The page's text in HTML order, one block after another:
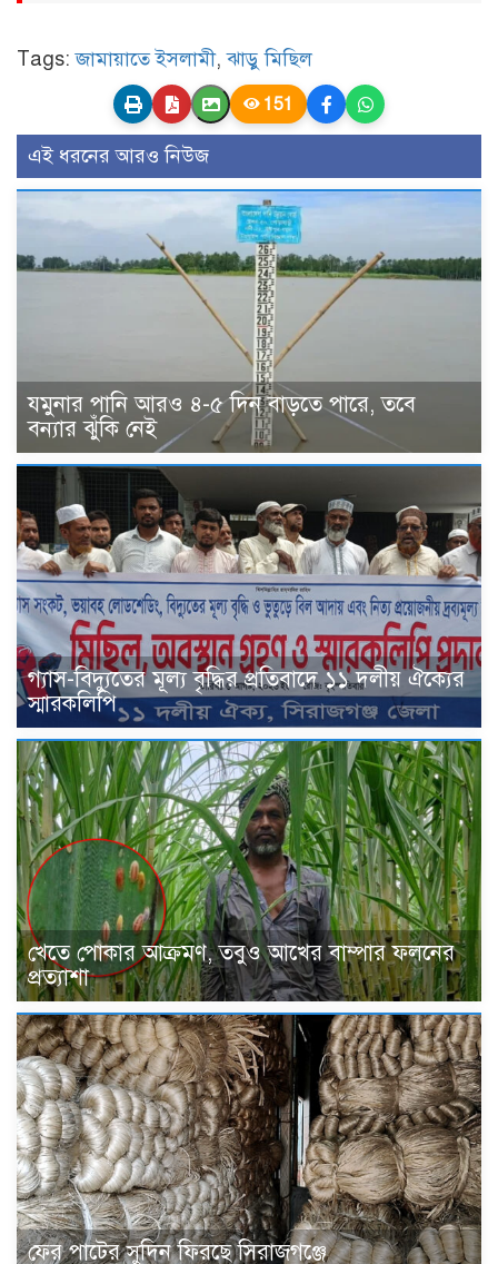
Tags:জামায়াতে ইসলামী,ঝাড়ু মিছিল
151
এই ধরনের আরও নিউজ
যমুনার পানি আরও ৪-৫ দিন বাড়তে পারে, তবে
বন্যার ঝুঁকি নেই
গ্যাস-বিদ্যুতের মূল্য বৃদ্ধির প্রতিবাদে ১১ দলীয় ঐক্যের
স্মারকলিপি
খেতে পোকার আক্রমণ, তবুও আখের বাম্পার ফলনের
প্রত্যাশা
ফের পাটের সুদিন ফিরছে সিরাজগঞ্জে